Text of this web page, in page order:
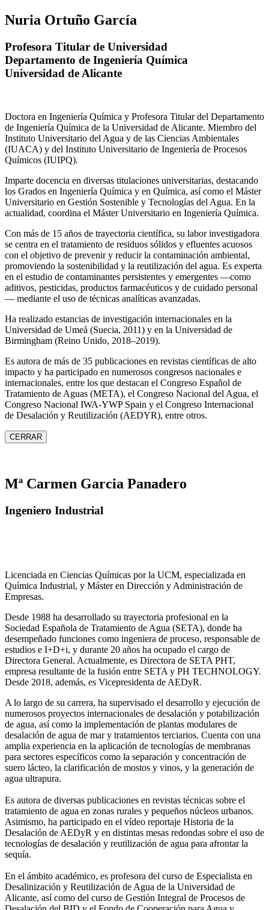
Nuria Ortuño García
Profesora Titular de Universidad
Departamento de Ingeniería Química
Universidad de Alicante
Doctora en Ingeniería Química y Profesora Titular del Departamento
de Ingeniería Química de la Universidad de Alicante. Miembro del
Instituto Universitario del Agua y de las Ciencias Ambientales
(IUACA) y del Instituto Universitario de Ingeniería de Procesos
Químicos (IUIPQ).
Imparte docencia en diversas titulaciones universitarias, destacando
los Grados en Ingeniería Química y en Química, así como el Máster
Universitario en Gestión Sostenible y Tecnologías del Agua. En la
actualidad, coordina el Máster Universitario en Ingeniería Química.
Con más de 15 años de trayectoria científica, su labor investigadora
se centra en el tratamiento de residuos sólidos y efluentes acuosos
con el objetivo de prevenir y reducir la contaminación ambiental,
promoviendo la sostenibilidad y la reutilización del agua. Es experta
en el estudio de contaminantes persistentes y emergentes —como
aditivos, pesticidas, productos farmacéuticos y de cuidado personal
— mediante el uso de técnicas analíticas avanzadas.
Ha realizado estancias de investigación internacionales en la
Universidad de Umeå (Suecia, 2011) y en la Universidad de
Birmingham (Reino Unido, 2018–2019).
Es autora de más de 35 publicaciones en revistas científicas de alto
impacto y ha participado en numerosos congresos nacionales e
internacionales, entre los que destacan el Congreso Español de
Tratamiento de Aguas (META), el Congreso Nacional del Agua, el
Congreso Nacional IWA‑YWP Spain y el Congreso Internacional
de Desalación y Reutilización (AEDYR), entre otros.
CERRAR
Mª Carmen Garcia Panadero
Ingeniero Industrial
Licenciada en Ciencias Químicas por la UCM, especializada en
Química Industrial, y Máster en Dirección y Administración de
Empresas.
Desde 1988 ha desarrollado su trayectoria profesional en la
Sociedad Española de Tratamiento de Agua (SETA), donde ha
desempeñado funciones como ingeniera de proceso, responsable de
estudios e I+D+i, y durante 20 años ha ocupado el cargo de
Directora General. Actualmente, es Directora de SETA PHT,
empresa resultante de la fusión entre SETA y PH TECHNOLOGY.
Desde 2018, además, es Vicepresidenta de AEDyR.
A lo largo de su carrera, ha supervisado el desarrollo y ejecución de
numerosos proyectos internacionales de desalación y potabilización
de agua, así como la implementación de plantas modulares de
desalación de agua de mar y tratamientos terciarios. Cuenta con una
amplia experiencia en la aplicación de tecnologías de membranas
para sectores específicos como la separación y concentración de
suero lácteo, la clarificación de mostos y vinos, y la generación de
agua ultrapura.
Es autora de diversas publicaciones en revistas técnicas sobre el
tratamiento de agua en zonas rurales y pequeños núcleos urbanos.
Asimismo, ha participado en el vídeo reportaje Historia de la
Desalación de AEDyR y en distintas mesas redondas sobre el uso de
tecnologías de desalación y reutilización de agua para afrontar la
sequía.
En el ámbito académico, es profesora del curso de Especialista en
Desalinización y Reutilización de Agua de la Universidad de
Alicante, así como del curso de Gestión Integral de Procesos de